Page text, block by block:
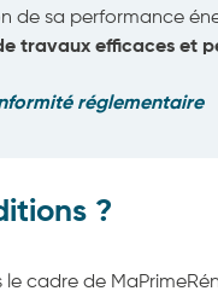
de sa performance
travaux efficaces et
réglementaire
?
cadre de